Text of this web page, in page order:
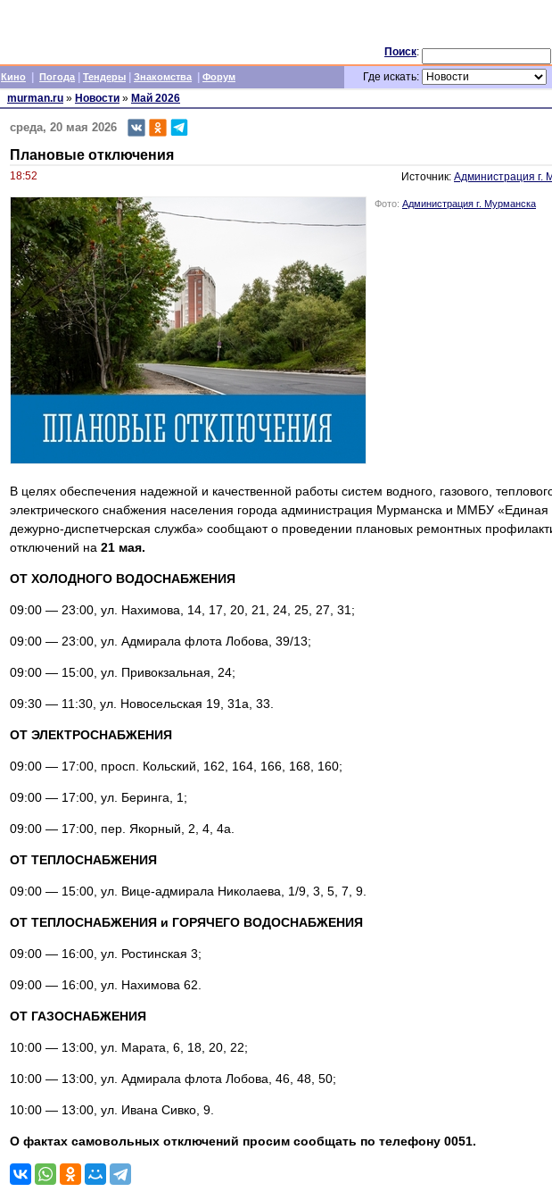
Поиск:
Кино Погода Тендеры Знакомства Форум
Где искать:
murman.ru » Новости » Май 2026
среда, 20 мая 2026
Плановые отключения
18:52 Источник: Администрация г.
Фото: Администрация г. Мурманска
В целях обеспечения надежной и качественной работы систем водного, газового,
электрического снабжения населения города администрация Мурманска и ММБУ «Единая
дежурно-диспетчерская служба» сообщают о проведении плановых ремонтных
отключений на 21 мая.
ОТ ХОЛОДНОГО ВОДОСНАБЖЕНИЯ
09:00 — 23:00, ул. Нахимова, 14, 17, 20, 21, 24, 25, 27, 31;
09:00 — 23:00, ул. Адмирала флота Лобова, 39/13;
09:00 — 15:00, ул. Привокзальная, 24;
09:30 — 11:30, ул. Новосельская 19, 31а, 33.
ОТ ЭЛЕКТРОСНАБЖЕНИЯ
09:00 — 17:00, просп. Кольский, 162, 164, 166, 168, 160;
09:00 — 17:00, ул. Беринга, 1;
09:00 — 17:00, пер. Якорный, 2, 4, 4а.
ОТ ТЕПЛОСНАБЖЕНИЯ
09:00 — 15:00, ул. Вице-адмирала Николаева, 1/9, 3, 5, 7, 9.
ОТ ТЕПЛОСНАБЖЕНИЯ и ГОРЯЧЕГО ВОДОСНАБЖЕНИЯ
09:00 — 16:00, ул. Ростинская 3;
09:00 — 16:00, ул. Нахимова 62.
ОТ ГАЗОСНАБЖЕНИЯ
10:00 — 13:00, ул. Марата, 6, 18, 20, 22;
10:00 — 13:00, ул. Адмирала флота Лобова, 46, 48, 50;
10:00 — 13:00, ул. Ивана Сивко, 9.
О фактах самовольных отключений просим сообщать по телефону 0051.